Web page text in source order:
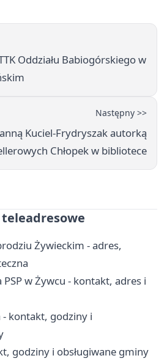
Oddziału Babiogórskiego w
Następny >>
Kuciel-Frydryszak autorką
Chłopek w bibliotece
Żywieckim - adres,
w Żywcu - kontakt, adres i
- kontakt, godziny i
godziny i obsługiwane gminy